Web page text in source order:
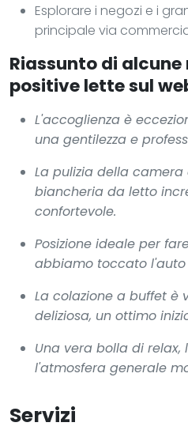
Esplorare i negozi e i
principale via
Riassunto di alcune
positive lette sul
L'accoglienza è
una gentilezza e
La pulizia della
biancheria da letto
confortevole.
Posizione ideale per
abbiamo toccato l'auto
La colazione a buffet è
deliziosa, un ottimo
Una vera bolla di
l'atmosfera generale
Servizi